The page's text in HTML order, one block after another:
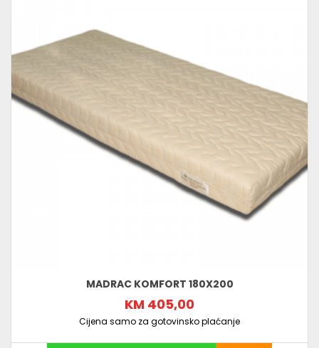
MADRAC KOMFORT 180X200
KM 405,00
Cijena samo za gotovinsko plaćanje